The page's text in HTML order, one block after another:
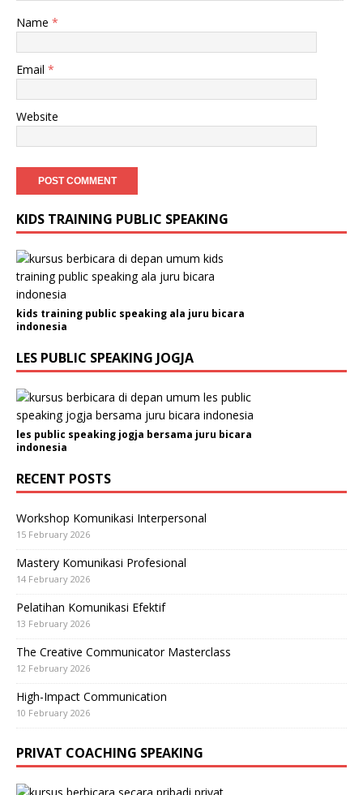
Name *
Email *
Website
KIDS TRAINING PUBLIC SPEAKING
kids training public speaking ala juru bicara
indonesia
LES PUBLIC SPEAKING JOGJA
les public speaking jogja bersama juru bicara
indonesia
RECENT POSTS
Workshop Komunikasi Interpersonal
15 February 2026
Mastery Komunikasi Profesional
14 February 2026
Pelatihan Komunikasi Efektif
13 February 2026
The Creative Communicator Masterclass
12 February 2026
High-Impact Communication
10 February 2026
PRIVAT COACHING SPEAKING